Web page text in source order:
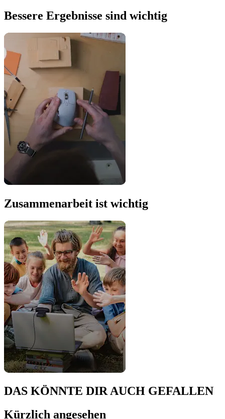
Bessere Ergebnisse sind wichtig
Zusammenarbeit ist wichtig
DAS KÖNNTE DIR AUCH GEFALLEN
Kürzlich angesehen